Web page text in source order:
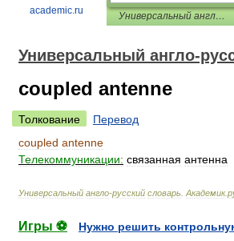
academic.ru Универсальный англо-русский словарь
Универсальный англо-
coupled antenne
Толкование
Перевод
coupled antenne
Телекоммуникации: связанная антенна
Универсальный англо-русский словарь Академик.
Игры ⚽
Нужно решить